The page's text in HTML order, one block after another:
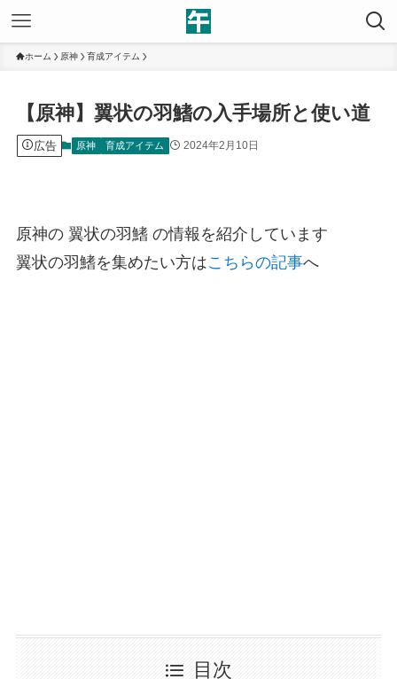
ホーム 原神 育成アイテム
【原神】翼状の羽鰭の入手場所と使い道
広告 原神 育成アイテム 2024年2月10日
原神の 翼状の羽鰭 の情報を紹介しています
翼状の羽鰭を集めたい方はこちらの記事へ
目次